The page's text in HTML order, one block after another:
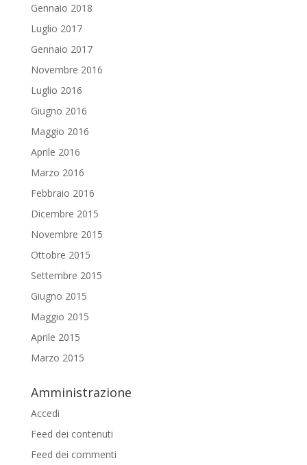
Gennaio 2018
Luglio 2017
Gennaio 2017
Novembre 2016
Luglio 2016
Giugno 2016
Maggio 2016
Aprile 2016
Marzo 2016
Febbraio 2016
Dicembre 2015
Novembre 2015
Ottobre 2015
Settembre 2015
Giugno 2015
Maggio 2015
Aprile 2015
Marzo 2015
Amministrazione
Accedi
Feed dei contenuti
Feed dei commenti